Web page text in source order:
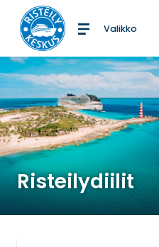
Etusivulle
Valikko
Risteilydiilit